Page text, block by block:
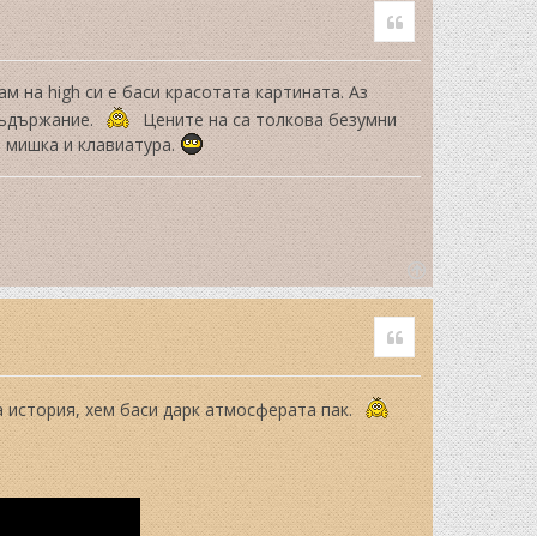
Quote
на high си е баси красотата картината. Аз
Цените на са толкова безумни
мишка и клавиатура.
T
o
p
Quote
хем баси дарк атмосферата пак.